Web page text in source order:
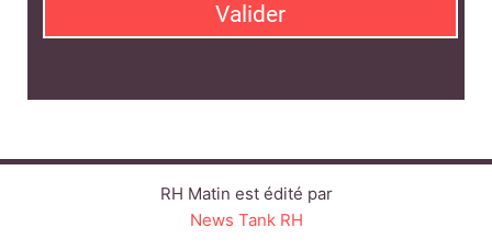
Valider
RH Matin est édité par
News Tank RH